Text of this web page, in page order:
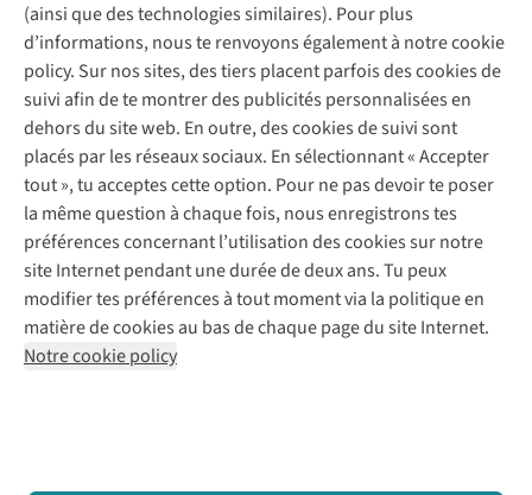
(ainsi que des technologies similaires). Pour plus
d’informations, nous te renvoyons également à notre cookie
policy. Sur nos sites, des tiers placent parfois des cookies de
suivi afin de te montrer des publicités personnalisées en
dehors du site web. En outre, des cookies de suivi sont
placés par les réseaux sociaux. En sélectionnant « Accepter
tout », tu acceptes cette option. Pour ne pas devoir te poser
la même question à chaque fois, nous enregistrons tes
préférences concernant l’utilisation des cookies sur notre
site Internet pendant une durée de deux ans. Tu peux
modifier tes préférences à tout moment via la politique en
matière de cookies au bas de chaque page du site Internet.
Notre cookie policy
Questions fréquentes
Commander
Payer
10 % réduction étudiants
Klarna : post-paiement
Livraison
Retourner
Rétractation d'une commande
Garantie
Contact
Nos services
Vintage - ReJUsed
Atelier de couture
Personal shopping
Boîte à vêtements
Événements / ateliers
Juttu
Qui sommes-nous ?
Juttu Friends
Inspiration
Travailler chez Juttu
Nos magasins
Le monde de Juttu
Entrepreneuriat responsable
Déclaration d’accessibilité
Abonne-toi à la newsletter
Suivez-nous